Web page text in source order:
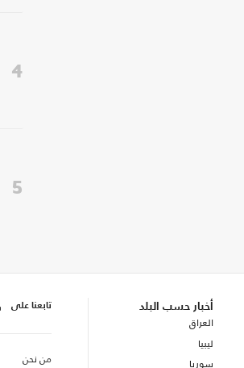
4
5
أخبار حسب البلد
العراق
ليبيا
سوريا
تابعنا على
من نحن